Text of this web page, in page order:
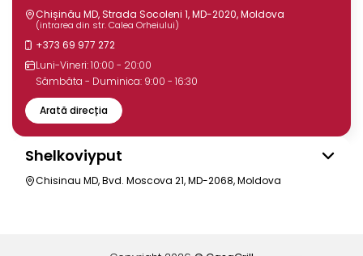
Chișinău MD, Strada Socoleni 1, MD-2020, Moldova
(intrarea din str. Calea Orheiului)
+373 69 977 272
Luni-Vineri: 10:00 - 20:00
Sâmbăta - Duminica: 9:00 - 16:30
Arată direcția
Shelkoviyput
Chisinau MD, Bvd. Moscova 21, MD-2068, Moldova